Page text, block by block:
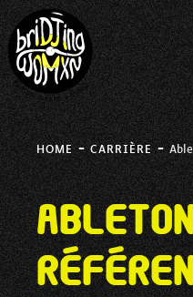
HOME-CARRIÈRE-